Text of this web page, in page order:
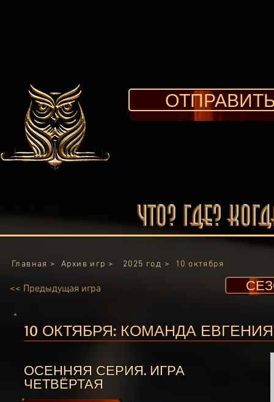
Главная > Архив игр > 2025 год > 10 октября
<< Предыдущая игра
10 ОКТЯБРЯ: КОМАНДА
ОСЕННЯЯ СЕРИЯ. ИГРА
ЧЕТВЁРТАЯ